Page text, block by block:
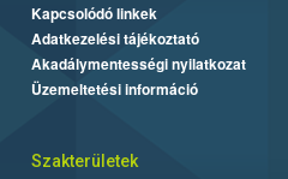
Kapcsolódó linkek
Adatkezelési tájékoztató
Akadálymentességi nyilatkozat
Üzemeltetési információ
Szakterületek